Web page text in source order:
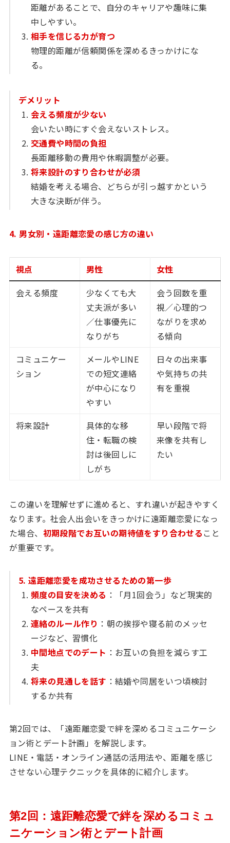
距離があることで、自分のキャリアや趣味に集
中しやすい。
相手を信じる力が育つ
物理的距離が信頼関係を深めるきっかけにな
る。
デメリット
会える頻度が少ない
会いたい時にすぐ会えないストレス。
交通費や時間の負担
長距離移動の費用や休暇調整が必要。
将来設計のすり合わせが必須
結婚を考える場合、どちらが引っ越すかという
大きな決断が伴う。
4. 男女別・遠距離恋愛の感じ方の違い
視点 男性
女性
会える頻度
少なくても大
丈夫派が多い
／仕事優先に
なりがち
会う回数を重
視／心理的つ
ながりを求め
る傾向
コミュニケー
ション
メールやLINE
での短文連絡
が中心になり
やすい
日々の出来事
や気持ちの共
有を重視
将来設計
具体的な移
住・転職の検
討は後回しに
しがち
早い段階で将
来像を共有し
たい
この違いを理解せずに進めると、すれ違いが起きやすく
なります。社会人出会いをきっかけに遠距離恋愛になっ
た場合、 初期段階でお互いの期待値をすり合わせる こと
が重要です。
5. 遠距離恋愛を成功させるための第一歩
頻度の目安を決める ：「月1回会う」など現実的
なペースを共有
連絡のルール作り ：朝の挨拶や寝る前のメッセ
ージなど、習慣化
中間地点でのデート ：お互いの負担を減らす工
夫
将来の見通しを話す ：結婚や同居をいつ頃検討
するか共有
第2回では、「遠距離恋愛で絆を深めるコミュニケーシ
ョン術とデート計画」を解説します。
LINE・電話・オンライン通話の活用法や、距離を感じ
させない心理テクニックを具体的に紹介します。
第2回：遠距離恋愛で絆を深めるコミュ
ニケーション術とデート計画